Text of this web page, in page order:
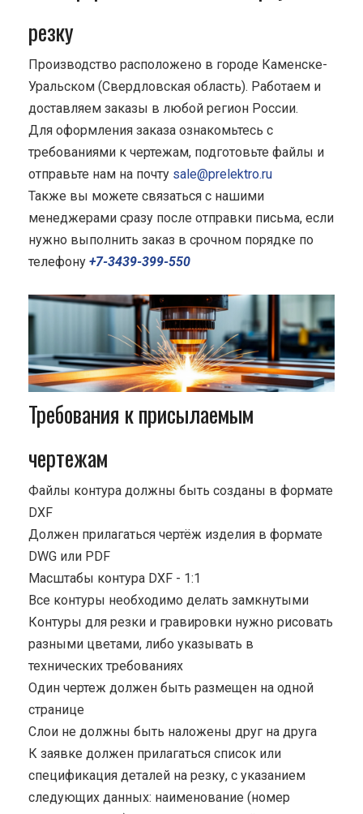
резку
Производство расположено в городе Каменске-
Уральском (Свердловская область). Работаем и
доставляем заказы в любой регион России.
Для оформления заказа ознакомьтесь с
требованиями к чертежам, подготовьте файлы и
отправьте нам на почту sale@prelektro.ru
Также вы можете связаться с нашими
менеджерами сразу после отправки письма, если
нужно выполнить заказ в срочном порядке по
телефону +7-3439-399-550
Требования к присылаемым
чертежам
Файлы контура должны быть созданы в формате
DXF
Должен прилагаться чертёж изделия в формате
DWG или PDF
Масштабы контура DXF - 1:1
Все контуры необходимо делать замкнутыми
Контуры для резки и гравировки нужно рисовать
разными цветами, либо указывать в
технических требованиях
Один чертеж должен быть размещен на одной
странице
Cлои не должны быть наложены друг на друга
К заявке должен прилагаться список или
спецификация деталей на резку, с указанием
следующих данных: наименование (номер